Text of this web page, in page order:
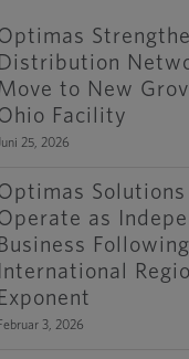
Distribution
to New
Facility
Juni 25, 2026
as
Business
International
Exponent
Februar 3, 2026